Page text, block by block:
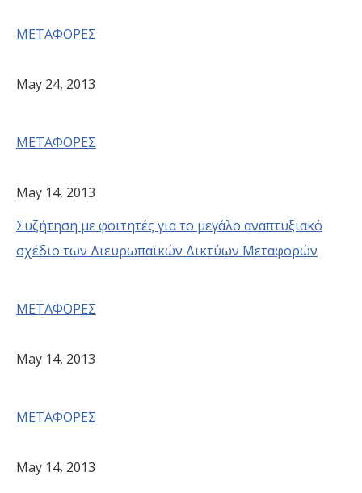
ΜΕΤΑΦΟΡΕΣ
May 24, 2013
ΜΕΤΑΦΟΡΕΣ
May 14, 2013
Συζήτηση με φοιτητές για το μεγάλο αναπτυξιακό
σχέδιο των Διευρωπαϊκών Δικτύων Μεταφορών
ΜΕΤΑΦΟΡΕΣ
May 14, 2013
ΜΕΤΑΦΟΡΕΣ
May 14, 2013